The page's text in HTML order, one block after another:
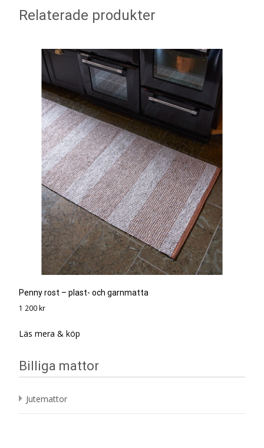
Relaterade produkter
Penny rost – plast- och garnmatta
1 200 kr
Läs mera & köp
Billiga mattor
Jutemattor